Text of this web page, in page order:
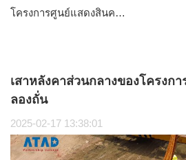
โครงการศูนย์แสดงสินค…
เสาหลังคาส่วนกลางของโครงก
ลองถั่น
2025-02-17 13:38:01